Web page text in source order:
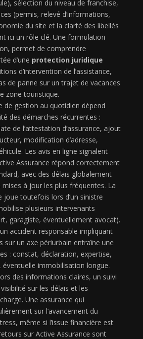
sélection du niveau de franchise,
(permis, relevé d’informations,
du site et la clarté des libellés
ici un rôle clé. Une formulation
permet de comprendre
d’une protection juridique
d’intervention de l’assistance,
de panne sur un trajet de vacances
zone touristique.
de gestion au quotidien dépend
des démarches récurrentes :
de l’attestation d’assurance, ajout
modification d’adresse,
Les avis en ligne signalent
Assurance répond correctement
avec des délais globalement
à jour les plus fréquentes. La
joue toutefois lors d’un sinistre
plusieurs intervenants
garagiste, éventuellement avocat).
accident responsable impliquant
sur un axe périurbain entraîne une
: constat, déclaration, expertise,
éventuelle immobilisation longue.
des informations claires, un suivi
sur les délais et les
Une assurance qui
sur l’avancement du
même si l’issue financière est
sur Active Assurance sont